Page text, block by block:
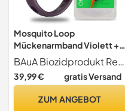
Mosquito Loop
Mückenarmband Violett +
Aromastick Refiller 10er
BAuA Biozidprodukt Registrierungsnummer N-114373
39,99 € gratis Versand
ZUM ANGEBOT